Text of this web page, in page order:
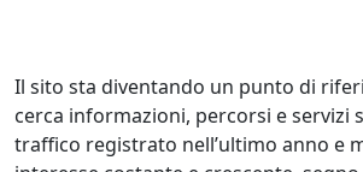
Il sito sta diventando un punto di
cerca informazioni, percorsi e servizi
traffico registrato nell’ultimo anno e